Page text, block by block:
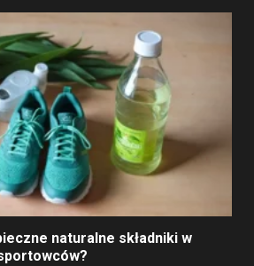
naturalne składniki w